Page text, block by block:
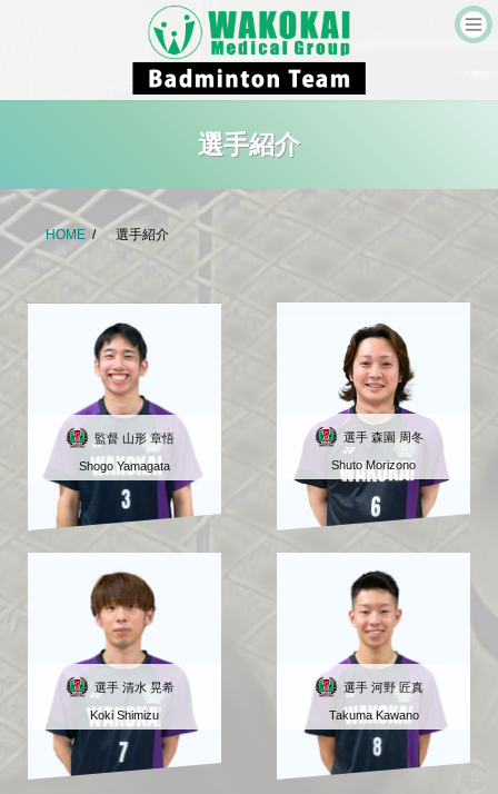
選手紹介
HOME 選手紹介
監督 山形 章悟
Shogo Yamagata
選手 森園 周冬
Shuto Morizono
選手 清水 晃希
Koki Shimizu
選手 河野 匠真
Takuma Kawano